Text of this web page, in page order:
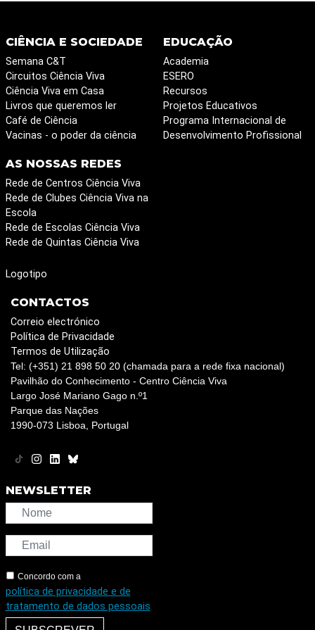
CIÊNCIA E SOCIEDADE
Semana C&T
Circuitos Ciência Viva
Ciência Viva em Casa
Livros que queremos ler
Café de Ciência
Vacinas - o poder da ciência
EDUCAÇÃO
Academia
ESERO
Recursos
Projetos Educativos
Programa Internacional de
Desenvolvimento Profissional
AS NOSSAS REDES
Rede de Centros Ciência Viva
Rede de Clubes Ciência Viva na
Escola
Rede de Escolas Ciência Viva
Rede de Quintas Ciência Viva
Logotipo
CONTACTOS
Correio electrónico
Política de Privacidade
Termos de Utilização
Tel: (+351) 21 898 50 20 (chamada para a rede fixa nacional)
Pavilhão do Conhecimento - Centro Ciência Viva
Largo José Mariano Gago n.º1
Parque das Nações
1990-073 Lisboa, Portugal
NEWSLETTER
Concordo com a
política de privacidade e de
tratamento de dados pessoais